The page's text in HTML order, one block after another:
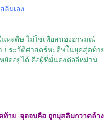
ลิมเอง
หะดีษ ไม่ใช่เพื่อสนองอารมณ์
ประวัติศาสตร์หะดีษในยุคสุดท้าย
ยัดอยู่ได้ คือผู้ที่มั่นคงต่ออีหม่าน
ท้าย จุดจบคือ ถูกมุสลิมกวาดล้าง